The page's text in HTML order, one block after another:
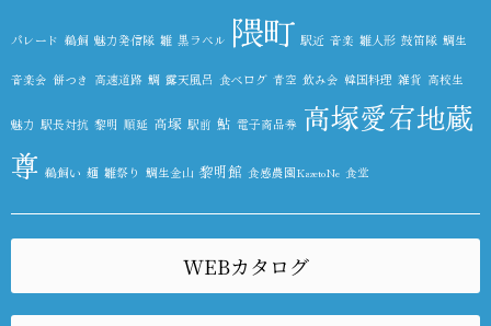
パレード 鵜飼 魅力発信隊 雛 黒ラベル 隈町 駅近 音楽 雛人形 鼓笛隊 鯛生
音楽会 餅つき 高速道路 鯛 露天風呂 食べログ 青空 飲み会 韓国料理 雑貨 高校生
魅力 駅長対抗 黎明 順延 高塚 駅前 鮎 電子商品券 高塚愛宕地蔵
尊 鵜飼い 麺 雛祭り 鯛生金山 黎明館 食感農園KazetoNe 食堂
WEBカタログ